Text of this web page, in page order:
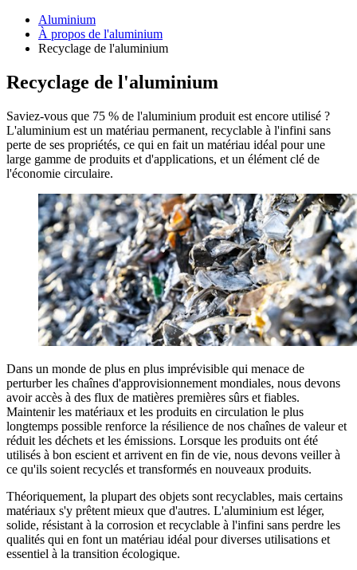
Aluminium
À propos de l'aluminium
Recyclage de l'aluminium
Recyclage de l'aluminium
Saviez-vous que 75 % de l'aluminium produit est encore utilisé ?
L'aluminium est un matériau permanent, recyclable à l'infini sans
perte de ses propriétés, ce qui en fait un matériau idéal pour une
large gamme de produits et d'applications, et un élément clé de
l'économie circulaire.
Dans un monde de plus en plus imprévisible qui menace de
perturber les chaînes d'approvisionnement mondiales, nous devons
avoir accès à des flux de matières premières sûrs et fiables.
Maintenir les matériaux et les produits en circulation le plus
longtemps possible renforce la résilience de nos chaînes de valeur et
réduit les déchets et les émissions. Lorsque les produits ont été
utilisés à bon escient et arrivent en fin de vie, nous devons veiller à
ce qu'ils soient recyclés et transformés en nouveaux produits.
Théoriquement, la plupart des objets sont recyclables, mais certains
matériaux s'y prêtent mieux que d'autres. L'aluminium est léger,
solide, résistant à la corrosion et recyclable à l'infini sans perdre les
qualités qui en font un matériau idéal pour diverses utilisations et
essentiel à la transition écologique.